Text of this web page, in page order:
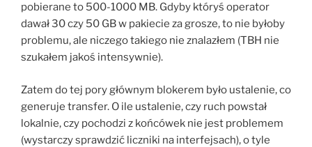
pobierane to 500-1000 MB. Gdyby któryś operator
dawał 30 czy 50 GB w pakiecie za grosze, to nie byłoby
problemu, ale niczego takiego nie znalazłem (TBH nie
szukałem jakoś intensywnie).
Zatem do tej pory głównym blokerem było ustalenie, co
generuje transfer. O ile ustalenie, czy ruch powstał
lokalnie, czy pochodzi z końcówek nie jest problemem
(wystarczy sprawdzić liczniki na interfejsach), o tyle